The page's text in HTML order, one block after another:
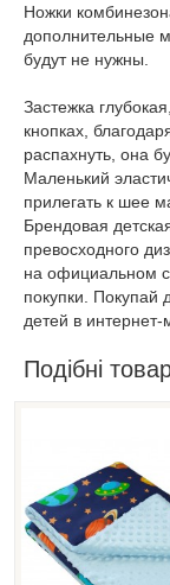
Ножки
дополнительные
будут не нужны.
Застежка
кнопках,
распахнуть, она
Маленький
прилегать к шее
Брендовая
превосходного
на официальном
покупки. Покупай
детей в
Подібні